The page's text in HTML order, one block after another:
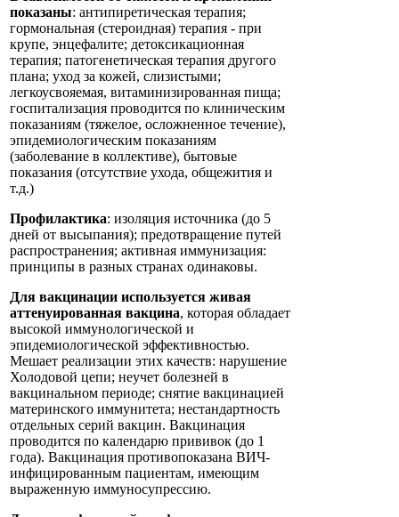
показаны: антипиретическая терапия;
гормональная (стероидная) терапия - при
крупе, энцефалите; детоксикационная
терапия; патогенетическая терапия другого
плана; уход за кожей, слизистыми;
легкоусвояемая, витаминизированная пища;
госпитализация проводится по клиническим
показаниям (тяжелое, осложненное течение),
эпидемиологическим показаниям
(заболевание в коллективе), бытовые
показания (отсутствие ухода, общежития и
т.д.)
Профилактика: изоляция источника (до 5
дней от высыпания); предотвращение путей
распространения; активная иммунизация:
принципы в разных странах одинаковы.
Для вакцинации используется живая
аттенуированная вакцина, которая обладает
высокой иммунологической и
эпидемиологической эффективностью.
Мешает реализации этих качеств: нарушение
Холодовой цепи; неучет болезней в
вакцинальном периоде; снятие вакцинацией
материнского иммунитета; нестандартность
отдельных серий вакцин. Вакцинация
проводится по календарю прививок (до 1
года). Вакцинация противопоказана ВИЧ-
инфицированным пациентам, имеющим
выраженную иммуносупрессию.